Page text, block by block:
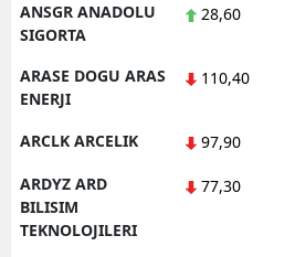
ANSGR ANADOLU
SIGORTA
28,60
ARASE DOGU ARAS
ENERJI
110,40
ARCLK ARCELIK 97,90
ARDYZ ARD
BILISIM
TEKNOLOJILERI
77,30